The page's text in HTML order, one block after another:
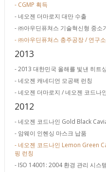
- CGMP 획득
- 네오젠 더마로지 대만 수출
- ㈜아우딘퓨쳐스 기술혁신형 중소
- ㈜아우딘퓨쳐스 충주공장 / 연구
2013
- 2013 대한민국 올해를 빛낸 히트
- 네오젠 캐네디언 모공팩 런칭
- 네오젠 더마로지 / 네오젠 코드나
2012
- 네오젠 코드나인 Gold Black
- 암웨이 인헨싱 마스크 납품
- 네오젠 코드나인 Lemon Green
핑 런칭
- ISO 14001: 2004 환경 관리 시스